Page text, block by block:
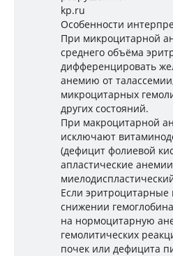
kp.ru
Особенности
При микроцитарной
среднего объёма
дифференцировать
анемию от
микроцитарных
других состояний.
При макроцитарной
исключают
(дефицит фолиевой
апластические
Если
снижении
на нормоцитарную
гемолитических
почек или дефицита